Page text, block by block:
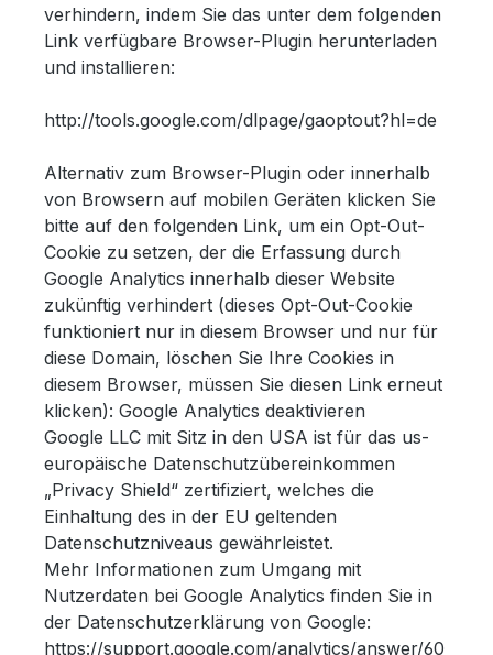
verhindern, indem Sie das unter dem folgenden
Link verfügbare Browser-Plugin herunterladen
und installieren:
http://tools.google.com/dlpage/gaoptout?hl=de
Alternativ zum Browser-Plugin oder innerhalb
von Browsern auf mobilen Geräten klicken Sie
bitte auf den folgenden Link, um ein Opt-Out-
Cookie zu setzen, der die Erfassung durch
Google Analytics innerhalb dieser Website
zukünftig verhindert (dieses Opt-Out-Cookie
funktioniert nur in diesem Browser und nur für
diese Domain, löschen Sie Ihre Cookies in
diesem Browser, müssen Sie diesen Link erneut
klicken): Google Analytics deaktivieren
Google LLC mit Sitz in den USA ist für das us-
europäische Datenschutzübereinkommen
„Privacy Shield“ zertifiziert, welches die
Einhaltung des in der EU geltenden
Datenschutzniveaus gewährleistet.
Mehr Informationen zum Umgang mit
Nutzerdaten bei Google Analytics finden Sie in
der Datenschutzerklärung von Google:
https://support.google.com/analytics/answer/60